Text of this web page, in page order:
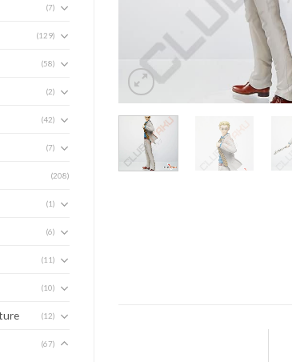
(7)
(129)
(58)
(2)
(42)
(7)
(208)
(1)
(6)
(11)
(10)
(12)
(67)